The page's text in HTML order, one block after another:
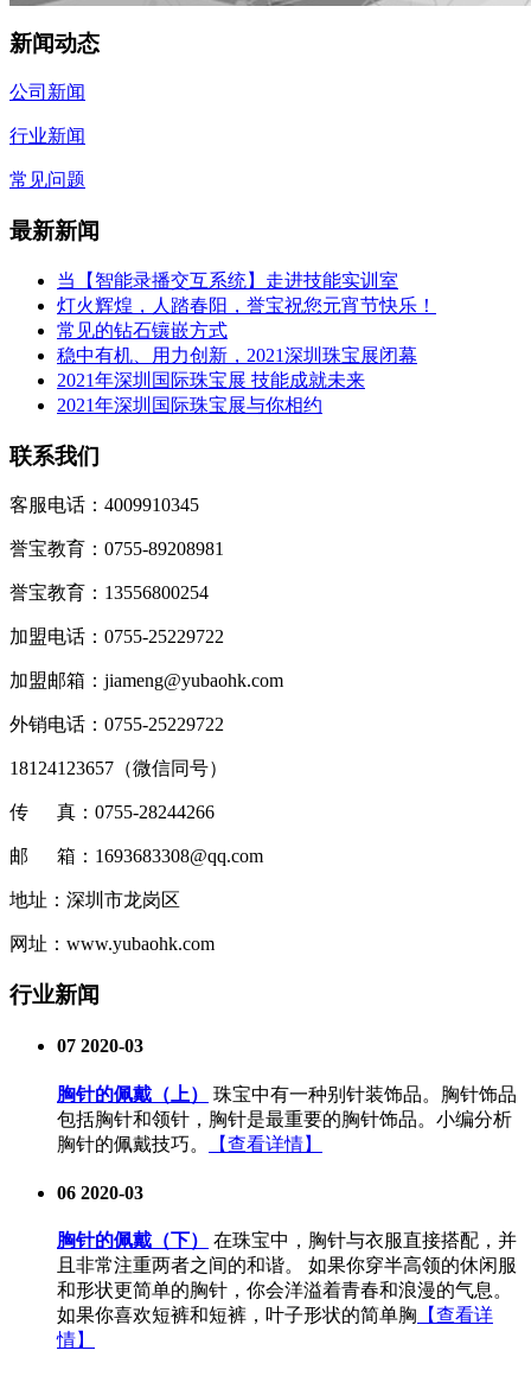
新闻动态
公司新闻
行业新闻
常见问题
最新新闻
当【智能录播交互系统】走进技能实训室
灯火辉煌，人踏春阳，誉宝祝您元宵节快乐！
常见的钻石镶嵌方式
稳中有机、用力创新，2021深圳珠宝展闭幕
2021年深圳国际珠宝展 技能成就未来
2021年深圳国际珠宝展与你相约
联系我们
客服电话：4009910345
誉宝教育：0755-89208981
誉宝教育：13556800254
加盟电话：0755-25229722
加盟邮箱：jiameng@yubaohk.com
外销电话：0755-25229722
18124123657（微信同号）
传 真：0755-28244266
邮 箱：1693683308@qq.com
地址：深圳市龙岗区
网址：www.yubaohk.com
行业新闻
07 2020-03
胸针的佩戴（上）
珠宝中有一种别针装饰品。胸针饰品
包括胸针和领针，胸针是最重要的胸针饰品。小编分析
胸针的佩戴技巧。
【查看详情】
06 2020-03
胸针的佩戴（下）
在珠宝中，胸针与衣服直接搭配，并
且非常注重两者之间的和谐。 如果你穿半高领的休闲服
和形状更简单的胸针，你会洋溢着青春和浪漫的气息。
如果你喜欢短裤和短裤，叶子形状的简单胸 【查看详
情】